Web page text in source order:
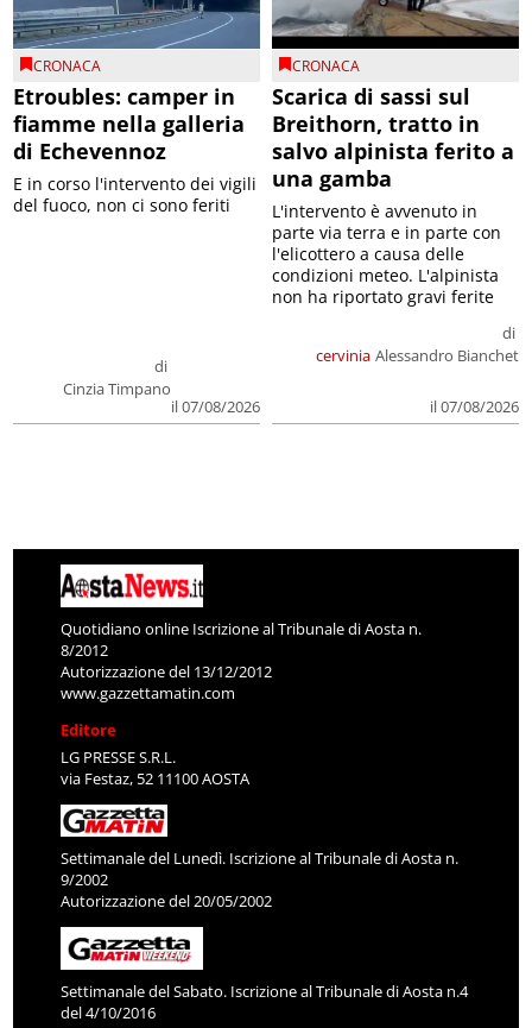
CRONACA
Etroubles: camper in
fiamme nella galleria
di Echevennoz
di
Cinzia Timpano
il 07/08/2026
E in corso l'intervento dei vigili
del fuoco, non ci sono feriti
CRONACA
Scarica di sassi sul
Breithorn, tratto in
salvo alpinista ferito a
una gamba
cervinia
di
Alessandro Bianchet
il 07/08/2026
L'intervento è avvenuto in
parte via terra e in parte con
l'elicottero a causa delle
condizioni meteo. L'alpinista
non ha riportato gravi ferite
Quotidiano online Iscrizione al Tribunale di Aosta n.
8/2012
Autorizzazione del 13/12/2012
www.gazzettamatin.com
Editore
LG PRESSE S.R.L.
via Festaz, 52 11100 AOSTA
Settimanale del Lunedì. Iscrizione al Tribunale di Aosta n.
9/2002
Autorizzazione del 20/05/2002
Settimanale del Sabato. Iscrizione al Tribunale di Aosta n.4
del 4/10/2016